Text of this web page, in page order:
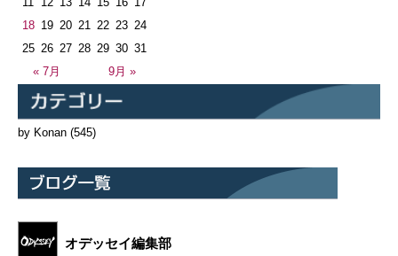
« 7月 9月 »
18 19 20 21 22 23 24
25 26 27 28 29 30 31
by Konan (545)
オデッセイ編集部